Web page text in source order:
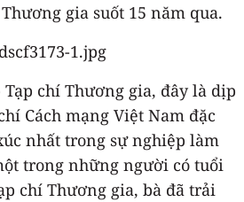
gia suốt 15 năm qua.
Tạp chí Thương gia, đây là dịp
Cách mạng Việt Nam đặc
nhất trong sự nghiệp làm
trong những người có tuổi
chí Thương gia, bà đã trải